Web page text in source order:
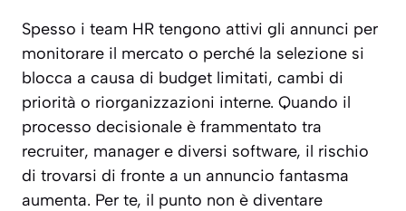
Spesso i team HR tengono attivi gli annunci per
monitorare il mercato o perché la selezione si
blocca a causa di budget limitati, cambi di
priorità o riorganizzazioni interne. Quando il
processo decisionale è frammentato tra
recruiter, manager e diversi software, il rischio
di trovarsi di fronte a un annuncio fantasma
aumenta. Per te, il punto non è diventare